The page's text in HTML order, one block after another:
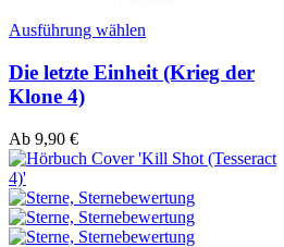
Ausführung wählen
Die letzte Einheit (Krieg der
Klone 4)
Ab 9,90 €